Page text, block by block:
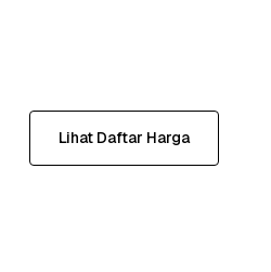
Lihat Daftar Harga